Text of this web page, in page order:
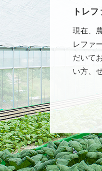
トレ
現在、
レファ
だいて
い方、